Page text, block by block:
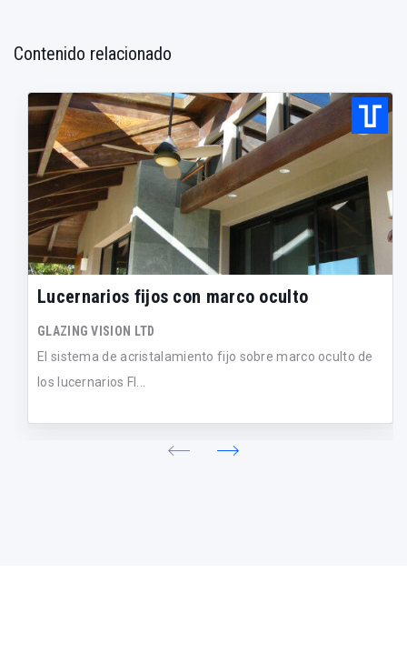
Contenido relacionado
Lucernarios fijos con marco oculto
GLAZING VISION LTD
El sistema de acristalamiento fijo sobre marco oculto de
los lucernarios Fl...